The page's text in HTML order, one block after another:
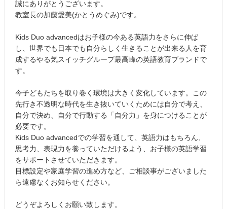
誠にありがとうございます。
教室長の加藤愛美(かとうめぐみ)です。
Kids Duo advancedはお子様の今ある英語力をさらに伸ば
し、世界でも日本でも自分らしく生きることが出来る人を育
成するやる気スイッチグループ最高峰の英語教育ブランドで
す。
今子どもたちを取り巻く環境は大きく変化しています。この
先行き不透明な時代を生き抜いていくためには自分で考え、
自分で決め、自分で行動する「自分力」を身につけることが
必要です。
Kids Duo advancedでの学習を通して、英語力はもちろん、
思考力、表現力を養っていただけるよう、お子様の英語学習
をサポートさせていただきます。
目標設定や家庭学習の進め方など、ご相談事がございました
ら遠慮なくお知らせください。
どうぞよろしくお願い致します。